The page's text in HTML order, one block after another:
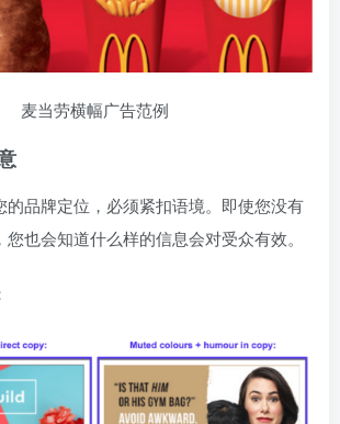
麦当劳横幅广告范例
的品牌定位，必须紧扣语境。即使您没有
也会知道什么样的信息会对受众有效。